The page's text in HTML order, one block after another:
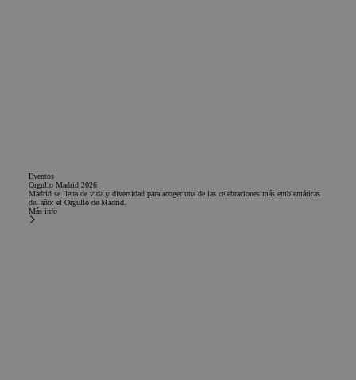
Eventos
Orgullo Madrid 2026
Madrid se llena de vida y diversidad para acoger una de las celebraciones más emblemáticas
del año: el Orgullo de Madrid.
Más info